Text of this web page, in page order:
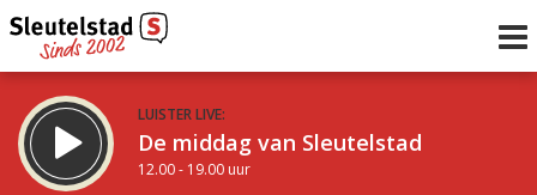
LUISTER LIVE:
De middag van Sleutelstad
12.00 - 19.00 uur